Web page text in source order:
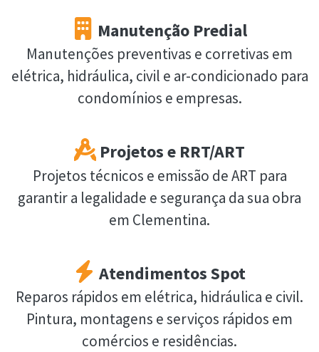
Manutenção Predial
Manutenções preventivas e corretivas em
elétrica, hidráulica, civil e ar-condicionado para
condomínios e empresas.
Projetos e RRT/ART
Projetos técnicos e emissão de ART para
garantir a legalidade e segurança da sua obra
em Clementina.
Atendimentos Spot
Reparos rápidos em elétrica, hidráulica e civil.
Pintura, montagens e serviços rápidos em
comércios e residências.